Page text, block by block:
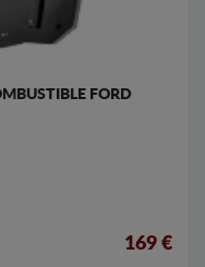
FORD
169 €